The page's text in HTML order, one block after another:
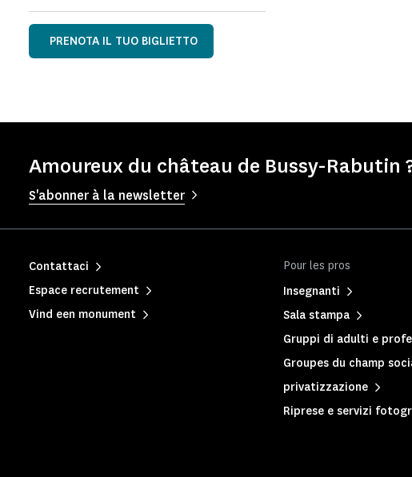
PRENOTA IL TUO BIGLIETTO
Amoureux du château de Bussy-Rabutin
S'abonner à la newsletter
Pour les pros
Insegnanti
Sala stampa
Gruppi di adulti e
Groupes du champ
privatizzazione
Riprese e servizi
Contattaci
Espace recrutement
Vind een monument